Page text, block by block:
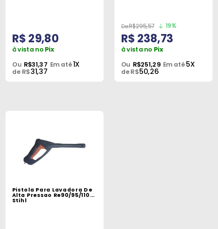
R$ 29,80
à vista no Pix
Ou R$31,37 Em até1X
de R$31,37
R$295,57 19%
R$ 238,73
à vista no Pix
Ou R$251,29 Em até5X
de R$50,26
Pistola Para Lavadora De
Alta Pressao Re90/95/110
Stihl